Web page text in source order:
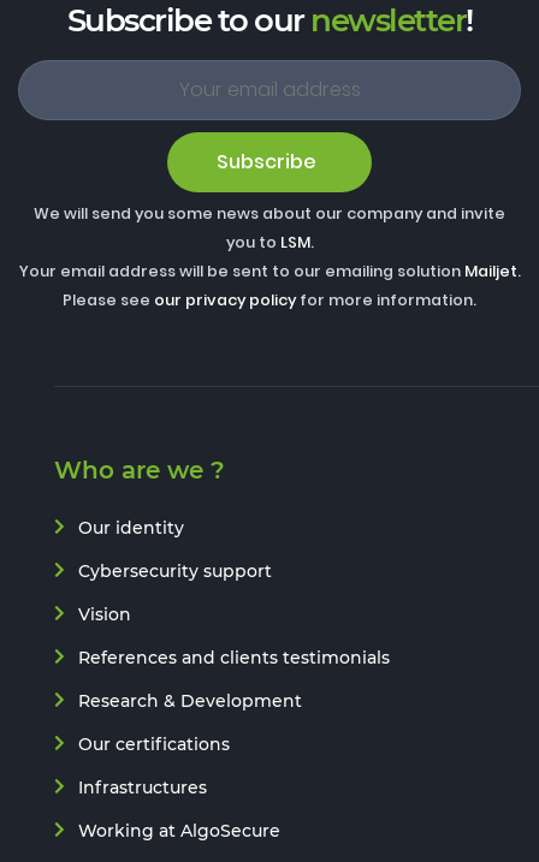
Subscribe to ournewsletter!
Subscribe
We will send you some news about our company and invite
you to LSM.
Your email address will be sent to our emailing solution Mailjet.
Please see our privacy policyfor more information.
Who are we ?
Our identity
Cybersecurity support
Vision
References and clients testimonials
Research & Development
Our certifications
Infrastructures
Working at AlgoSecure